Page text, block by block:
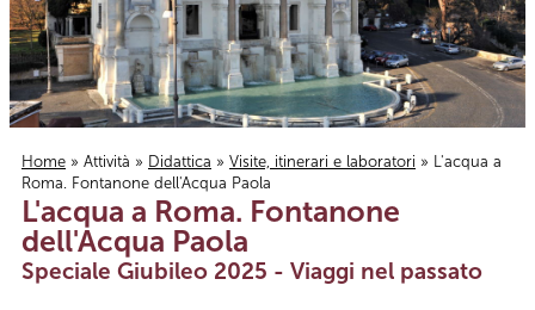
Tu sei qui
Home » Attività » Didattica » Visite, itinerari e laboratori » L'acqua a
Roma. Fontanone dell'Acqua Paola
L'acqua a Roma. Fontanone
dell'Acqua Paola
Speciale Giubileo 2025 - Viaggi nel passato